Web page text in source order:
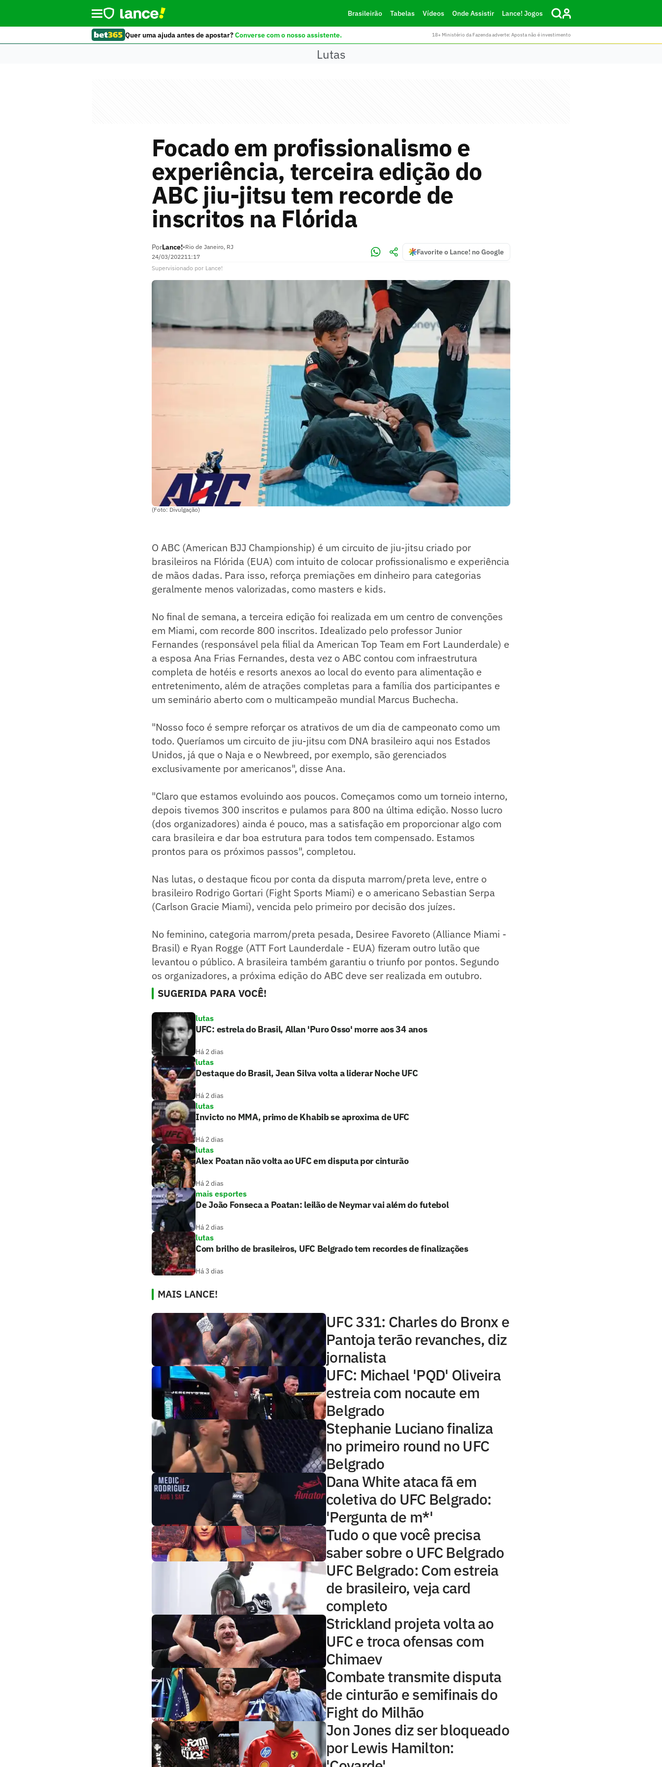
Brasileirão Tabelas Vídeos Onde Assistir Lance! Jogos
Quer uma ajuda antes de apostar?Converse com o nosso assistente. 18+ Ministério da Fazenda adverte: Aposta não é investimento
Lutas
Focado em profissionalismo e
experiência, terceira edição do
ABC jiu-jitsu tem recorde de
inscritos na Flórida
PorLance!•Rio de Janeiro, RJ
24/03/202211:17
Favorite o Lance! no Google
Supervisionado por Lance!
(Foto: Divulgação)
O ABC (American BJJ Championship) é um circuito de jiu-jitsu criado por
brasileiros na Flórida (EUA) com intuito de colocar profissionalismo e experiência
de mãos dadas. Para isso, reforça premiações em dinheiro para categorias
geralmente menos valorizadas, como masters e kids.
No final de semana, a terceira edição foi realizada em um centro de convenções
em Miami, com recorde 800 inscritos. Idealizado pelo professor Junior
Fernandes (responsável pela filial da American Top Team em Fort Launderdale) e
a esposa Ana Frias Fernandes, desta vez o ABC contou com infraestrutura
completa de hotéis e resorts anexos ao local do evento para alimentação e
entretenimento, além de atrações completas para a família dos participantes e
um seminário aberto com o multicampeão mundial Marcus Buchecha.
"Nosso foco é sempre reforçar os atrativos de um dia de campeonato como um
todo. Queríamos um circuito de jiu-jitsu com DNA brasileiro aqui nos Estados
Unidos, já que o Naja e o Newbreed, por exemplo, são gerenciados
exclusivamente por americanos", disse Ana.
"Claro que estamos evoluindo aos poucos. Começamos como um torneio interno,
depois tivemos 300 inscritos e pulamos para 800 na última edição. Nosso lucro
(dos organizadores) ainda é pouco, mas a satisfação em proporcionar algo com
cara brasileira e dar boa estrutura para todos tem compensado. Estamos
prontos para os próximos passos", completou.
Nas lutas, o destaque ficou por conta da disputa marrom/preta leve, entre o
brasileiro Rodrigo Gortari (Fight Sports Miami) e o americano Sebastian Serpa
(Carlson Gracie Miami), vencida pelo primeiro por decisão dos juízes.
No feminino, categoria marrom/preta pesada, Desiree Favoreto (Alliance Miami -
Brasil) e Ryan Rogge (ATT Fort Launderdale - EUA) fizeram outro lutão que
levantou o público. A brasileira também garantiu o triunfo por pontos. Segundo
os organizadores, a próxima edição do ABC deve ser realizada em outubro.
SUGERIDA PARA VOCÊ!
lutas
UFC: estrela do Brasil, Allan 'Puro Osso' morre aos 34 anos
Há 2 dias
lutas
Destaque do Brasil, Jean Silva volta a liderar Noche UFC
Há 2 dias
lutas
Invicto no MMA, primo de Khabib se aproxima de UFC
Há 2 dias
lutas
Alex Poatan não volta ao UFC em disputa por cinturão
Há 2 dias
mais esportes
De João Fonseca a Poatan: leilão de Neymar vai além do futebol
Há 2 dias
lutas
Com brilho de brasileiros, UFC Belgrado tem recordes de finalizações
Há 3 dias
MAIS LANCE!
UFC 331: Charles do Bronx e
Pantoja terão revanches, diz
jornalista
UFC: Michael 'PQD' Oliveira
estreia com nocaute em
Belgrado
Stephanie Luciano finaliza
no primeiro round no UFC
Belgrado
Dana White ataca fã em
coletiva do UFC Belgrado:
'Pergunta de m*'
Tudo o que você precisa
saber sobre o UFC Belgrado
UFC Belgrado: Com estreia
de brasileiro, veja card
completo
Strickland projeta volta ao
UFC e troca ofensas com
Chimaev
Combate transmite disputa
de cinturão e semifinais do
Fight do Milhão
Jon Jones diz ser bloqueado
por Lewis Hamilton: